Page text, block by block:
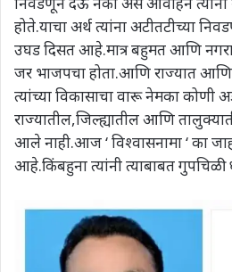
होते.याचा अर्थ त्यांना अटीतटीच्या
उघड दिसत आहे.मात्र बहुमत आणि
जर भाजपचा होता.आणि राज्यात आणि
त्यांच्या विकासाचा वारू नेमका कोणी
राज्यातील,जिल्ह्यातील आणि
आले नाही.आज ‘ विश्वासनामा ‘ का
आहे.किंबहुना त्यांनी त्याबाबत